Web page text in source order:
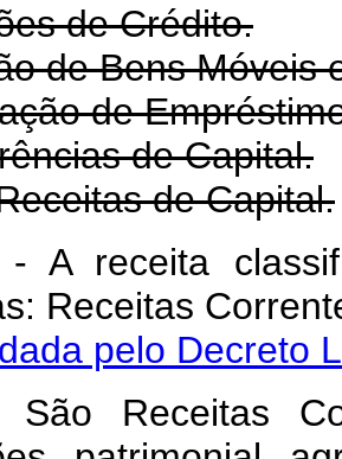
de Crédito.
de Bens Móveis
de
de Capital.
de Capital.
A receita
Receitas
pelo Decreto
Receitas